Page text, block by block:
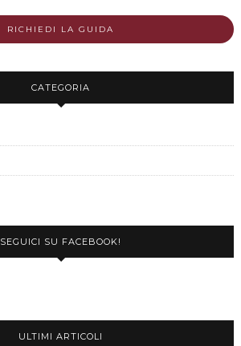
RICHIEDI LA GUIDA
CATEGORIA
SEGUICI SU FACEBOOK!
ULTIMI ARTICOLI